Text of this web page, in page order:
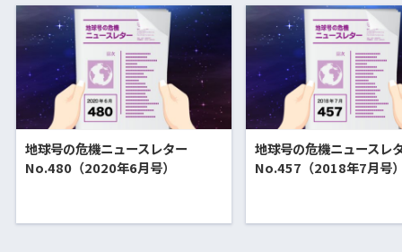
地球号の危機ニュースレター
No.480（2020年6月号）
地球号の危機ニュースレ
No.457（2018年7月号